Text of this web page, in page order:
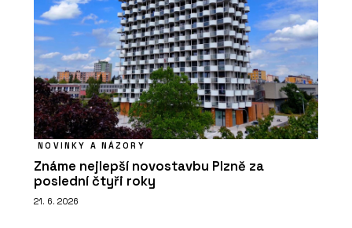
NOVINKY A NÁZORY
Známe nejlepší novostavbu Plzně za
poslední čtyři roky
21. 6. 2026